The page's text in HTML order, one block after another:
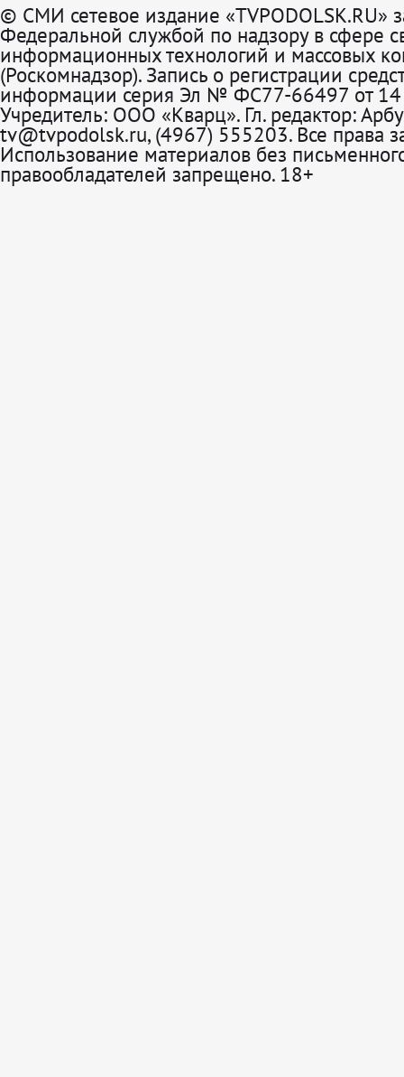
© СМИ сетевое издание «TVPODOLSK.RU»
Федеральной службой по надзору в сфере
информационных технологий и массовых
(Роскомнадзор). Запись о регистрации
информации серия Эл № ФС77-66497 от 14
Учредитель: ООО «Кварц». Гл. редактор:
tv@tvpodolsk.ru, (4967) 555203. Все права
Использование материалов без
правообладателей запрещено. 18+